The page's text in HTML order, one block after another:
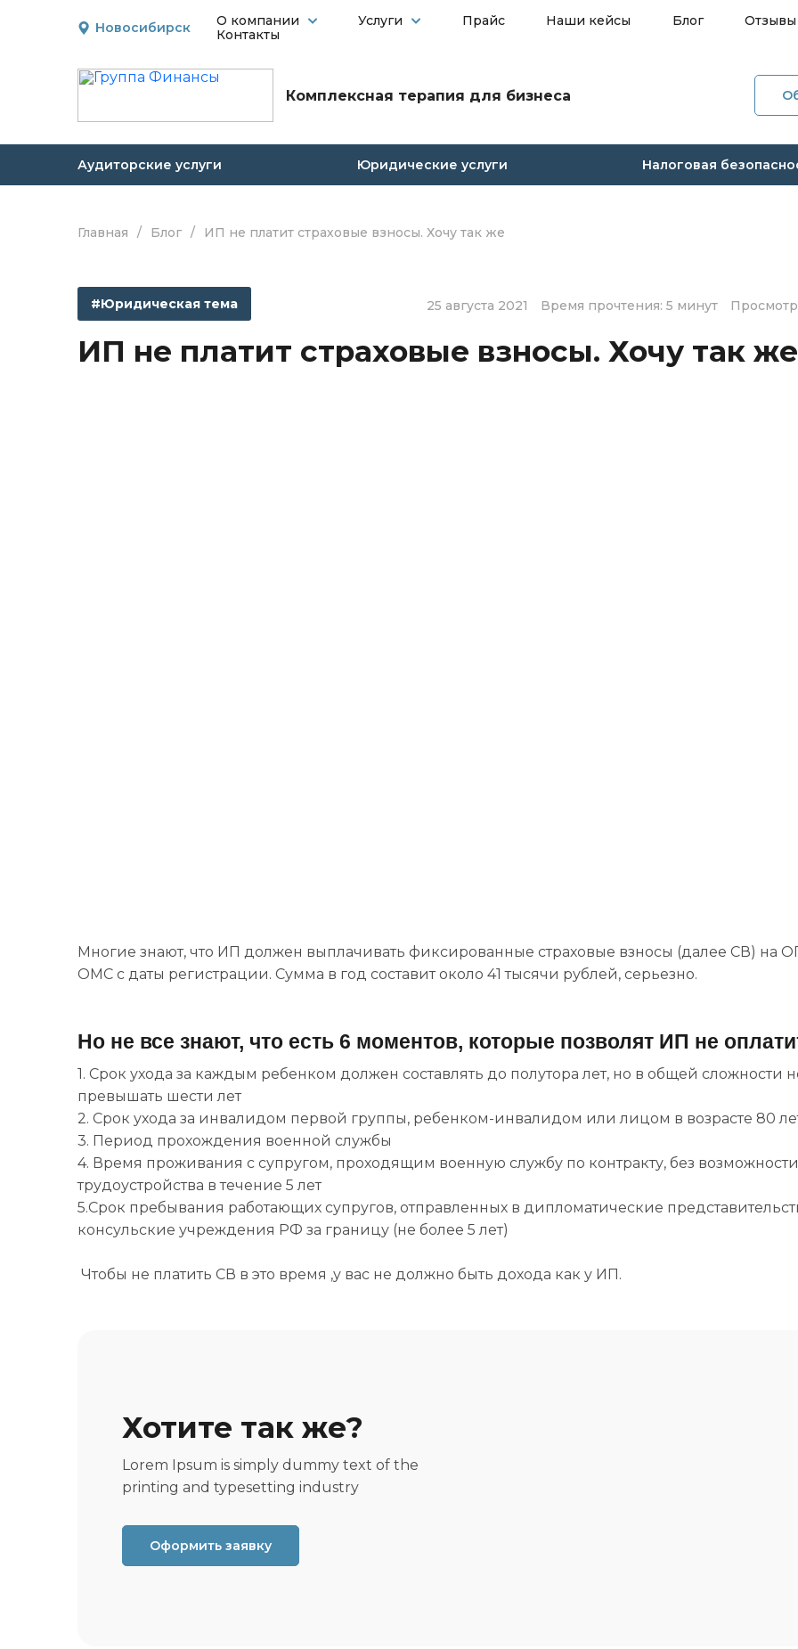
Новосибирск О компании Услуги Прайс Наши кейсы Блог
Отзывы
Контакты
Комплексная терапия для бизнеса
Блог
Аудиторские услуги Юридические услуги Налоговая
Главная / Блог / ИП не платит страховые взносы. Хочу так же
#Юридическая тема 25 августа 2021 Время прочтения: 5 минут
ИП не платит страховые взносы. Хочу так же
Многие знают, что ИП должен выплачивать фиксированные страховые взносы (далее СВ) на
ОМС с даты регистрации. Сумма в год составит около 41 тысячи рублей, серьезно.
Но не все знают, что есть 6 моментов, которые позволят ИП не
1. Срок ухода за каждым ребенком должен составлять до полутора лет, но в общей сложности
превышать шести лет
2. Срок ухода за инвалидом первой группы, ребенком-инвалидом или лицом в возрасте 80
3. Период прохождения военной службы
4. Время проживания с супругом, проходящим военную службу по контракту, без возможности
трудоустройства в течение 5 лет
5.Срок пребывания работающих супругов, отправленных в дипломатические
консульские учреждения РФ за границу (не более 5 лет)
Чтобы не платить СВ в это время ,у вас не должно быть дохода как у ИП.
Хотите так же?
Lorem Ipsum is simply dummy text of the
printing and typesetting industry
Оформить заявку